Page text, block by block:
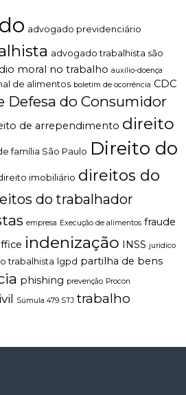
advogado previdenciário
advogado trabalhista são
moral no trabalho auxílio-doença
de alimentos boletim de ocorrência CDC
Defesa do Consumidor
de arrependimento direito
família São Paulo Direito do
imobiliário direitos do
do trabalhador
empresa Execução de alimentos fraude
indenização INSS juridico
trabalhista lgpd partilha de bens
phishing prevenção Procon
Súmula 479 STJ trabalho